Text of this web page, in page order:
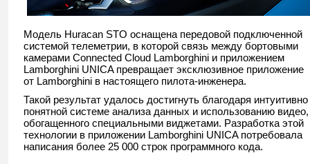
Модель Huracan STO оснащена передовой подключенной
системой телеметрии, в которой связь между бортовыми
камерами Connected Cloud Lamborghini и приложением
Lamborghini UNICA превращает эксклюзивное приложение
от Lamborghini в настоящего пилота-инженера.
Такой результат удалось достигнуть благодаря интуитивно
понятной системе анализа данных и использованию видео,
обогащенного специальными виджетами. Разработка этой
технологии в приложении Lamborghini UNICA потребовала
написания более 25 000 строк программного кода.